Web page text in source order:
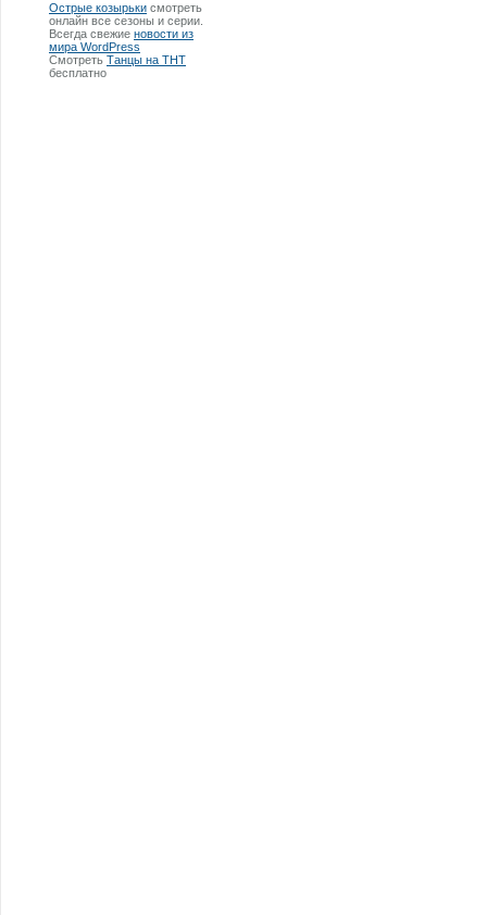
Острые козырьки смотреть
онлайн все сезоны и серии.
Всегда свежие новости из
мира WordPress
Смотреть Танцы на ТНТ
бесплатно